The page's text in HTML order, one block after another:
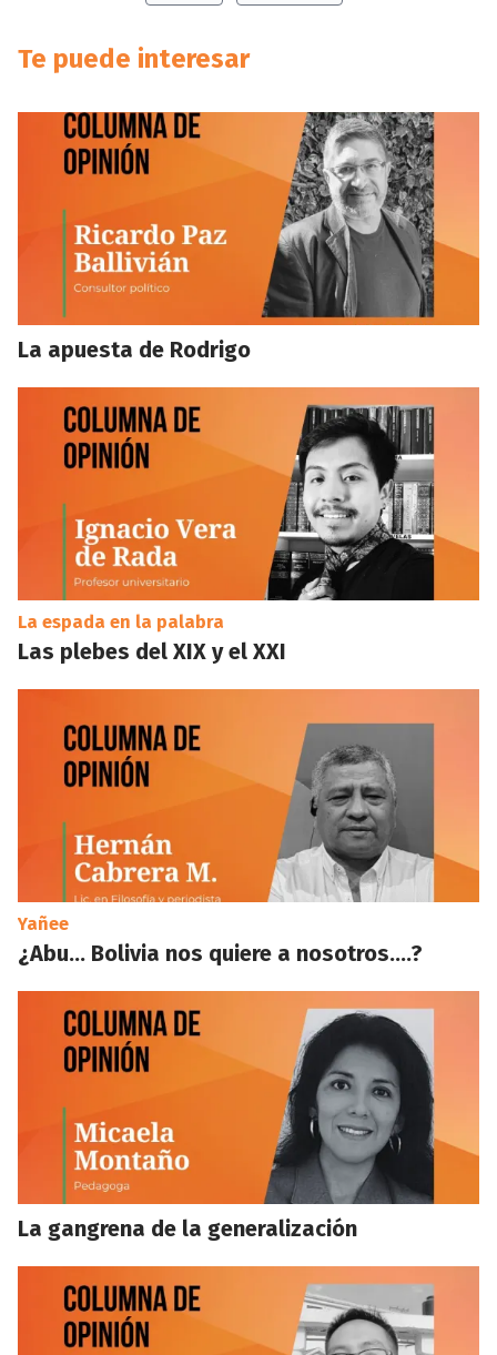
Te puede interesar
La apuesta de Rodrigo
La espada en la palabra
Las plebes del XIX y el XXI
Yañee
¿Abu… Bolivia nos quiere a nosotros….?
La gangrena de la generalización